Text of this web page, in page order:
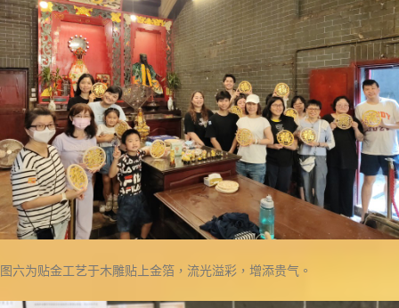
图六为贴金工艺于木雕贴上金箔，流光溢彩，增添贵气。